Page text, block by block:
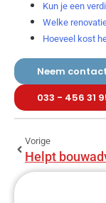
Kun je een
Welke
Hoeveel kost
Neem
033 - 456 31
Vorige